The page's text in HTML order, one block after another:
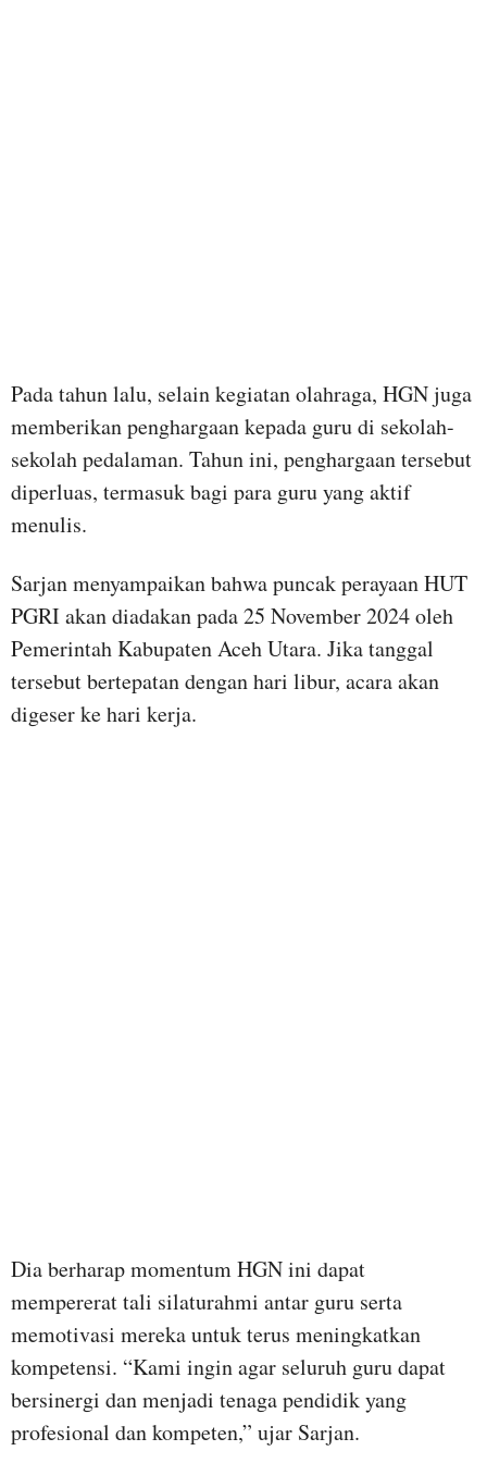
Pada tahun lalu, selain kegiatan olahraga, HGN juga
memberikan penghargaan kepada guru di sekolah-
sekolah pedalaman. Tahun ini, penghargaan tersebut
diperluas, termasuk bagi para guru yang aktif
menulis.
Sarjan menyampaikan bahwa puncak perayaan HUT
PGRI akan diadakan pada 25 November 2024 oleh
Pemerintah Kabupaten Aceh Utara. Jika tanggal
tersebut bertepatan dengan hari libur, acara akan
digeser ke hari kerja.
Dia berharap momentum HGN ini dapat
mempererat tali silaturahmi antar guru serta
memotivasi mereka untuk terus meningkatkan
kompetensi. “Kami ingin agar seluruh guru dapat
bersinergi dan menjadi tenaga pendidik yang
profesional dan kompeten,” ujar Sarjan.